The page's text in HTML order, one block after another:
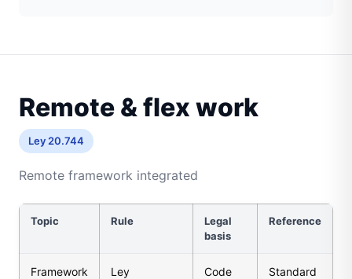
Remote & flex work
Ley 20.744
Remote framework integrated
Topic Rule
Legal
basis
Reference
Framework
Ley
Code Standard